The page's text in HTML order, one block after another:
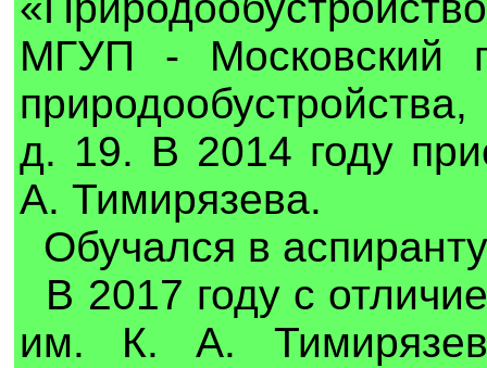
МГУП - Московский
д. 19. В 2014 году
А. Тимирязева.
Обучался в
В 2017 году с
им. К. А.